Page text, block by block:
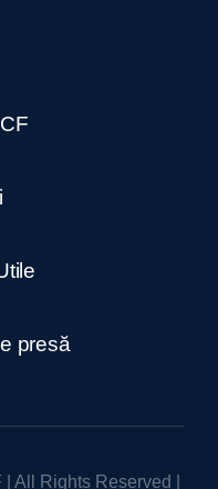
presă
All Rights Reserved |